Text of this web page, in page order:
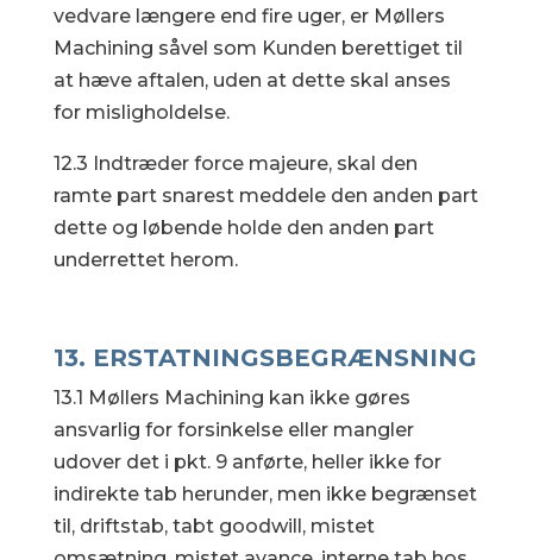
vedvare længere end fire uger, er Møllers
Machining såvel som Kunden berettiget til
at hæve aftalen, uden at dette skal anses
for misligholdelse.
12.3 Indtræder force majeure, skal den
ramte part snarest meddele den anden part
dette og løbende holde den anden part
underrettet herom.
13. ERSTATNINGSBEGRÆNSNING
13.1 Møllers Machining kan ikke gøres
ansvarlig for forsinkelse eller mangler
udover det i pkt. 9 anførte, heller ikke for
indirekte tab herunder, men ikke begrænset
til, driftstab, tabt goodwill, mistet